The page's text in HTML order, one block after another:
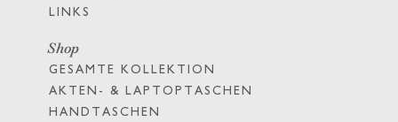
LINKS
Shop
GESAMTE KOLLEKTION
AKTEN- & LAPTOPTASCHEN
HANDTASCHEN